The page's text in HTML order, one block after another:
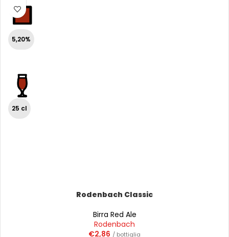
5,20%
25 cl
Rodenbach Classic
Birra Red Ale
Rodenbach
€2,86 / bottiglia